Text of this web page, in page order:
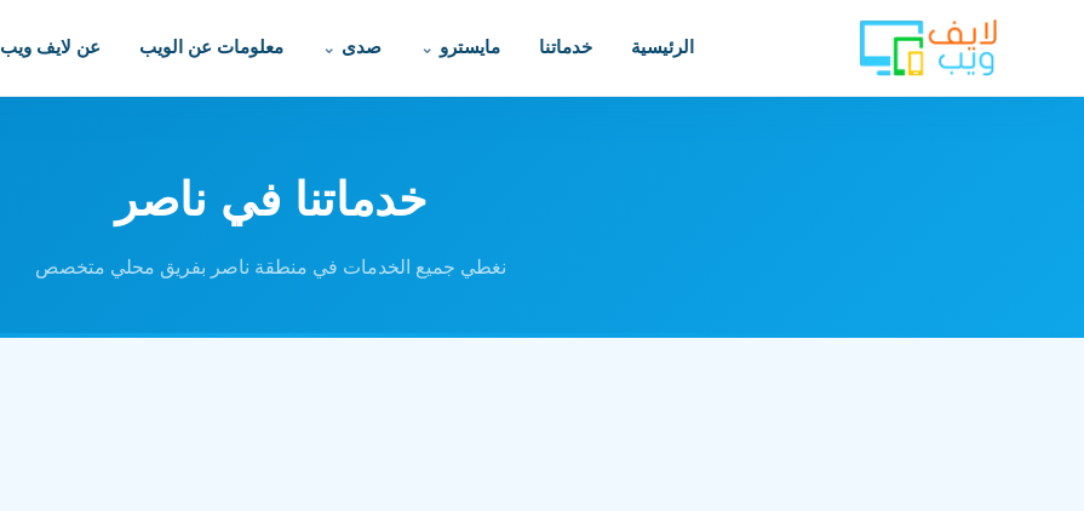
الرئيسية خدماتنا مايسترو صدى معلومات عن الويب عن لايف ويب
خدماتنا في ناصر
نغطي جميع الخدمات في منطقة ناصر بفريق محلي متخصص